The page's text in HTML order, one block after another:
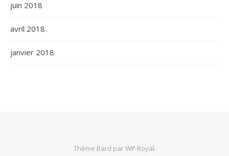
juin 2018
avril 2018
janvier 2018
Thème Bard parWP Royal.